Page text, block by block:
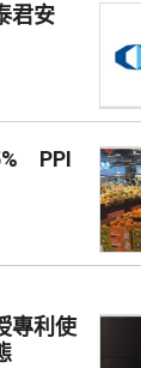
君安
PPI
專利使